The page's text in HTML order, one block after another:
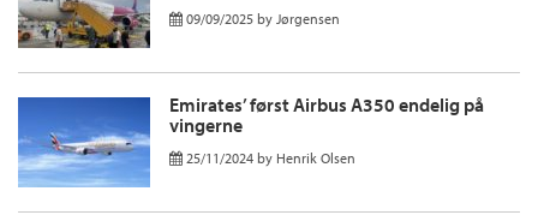
09/09/2025 by Jørgensen
Emirates’ først Airbus A350 endelig på
vingerne
25/11/2024 by Henrik Olsen